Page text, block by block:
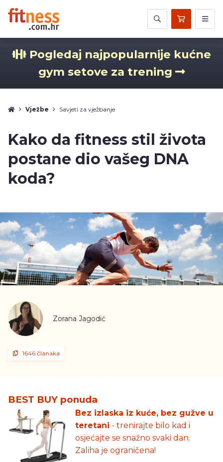
Pogledaj najpopularnije kućne
gym setove za trening
Vježbe Savjeti za vježbanje
Kako da fitness stil života
postane dio vašeg DNA
koda?
Zorana Jagodić
1646 članaka
BEST BUY ponuda
Bez izlaska iz kuće, bez gužve u
teretani - trenirajte bilo kad i
osjećajte se snažno svaki dan.
Zaliha je ograničena!